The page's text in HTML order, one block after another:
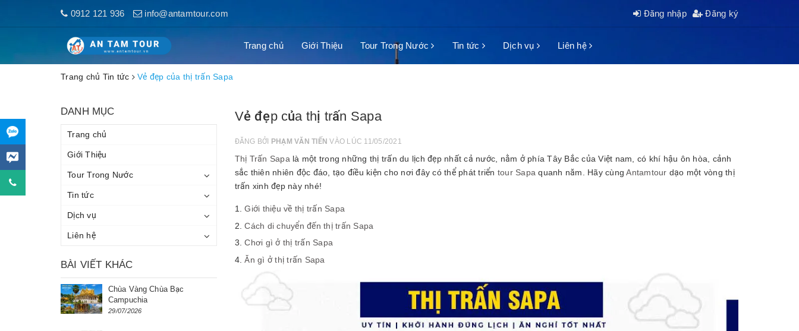
0912 121 936 info@antamtour.com Đăng nhập Đăng ký
Trang chủ Giới Thiệu Tour Trong Nước Tin tức Dịch vụ Liên hệ
Trang chủ Tin tức Vẻ đẹp của thị trấn Sapa
Vẻ đẹp của thị trấn Sapa
ĐĂNG BỞI PHẠM VĂN TIẾN VÀO LÚC 11/05/2021
Thị Trấn Sapa là một trong những thị trấn du lịch đẹp nhất cả nước, nằm ở phía Tây Bắc của Việt nam, có khí hậu ôn hòa, cảnh
sắc thiên nhiên độc đáo, tạo điều kiện cho nơi đây có thể phát triển tour Sapa quanh năm. Hãy cùngAntamtour dạo một vòng thị
trấn xinh đẹp này nhé!
Giới thiệu về thị trấn Sapa
Cách di chuyển đến thị trấn Sapa
Chơi gì ở thị trấn Sapa
Ăn gì ở thị trấn Sapa
DANH MỤC
Trang chủ
Giới Thiệu
Tour Trong Nước
Tin tức
Dịch vụ
Liên hệ
BÀI VIẾT KHÁC
Chùa Vàng Chùa Bạc
Campuchia
29/07/2026